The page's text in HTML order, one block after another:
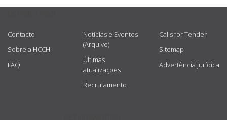
Contacto
Sobre a HCCH
FAQ
Notícias e Eventos
(Arquivo)
Últimas
atualizações
Recrutamento
Calls for Tender
Sitemap
Advertência jurídica